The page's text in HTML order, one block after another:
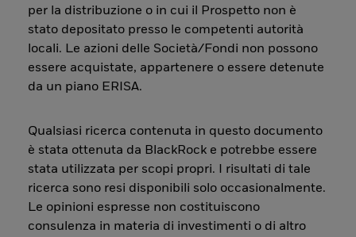
per la distribuzione o in cui il Prospetto non è
stato depositato presso le competenti autorità
locali. Le azioni delle Società/Fondi non possono
essere acquistate, appartenere o essere detenute
da un piano ERISA.
Qualsiasi ricerca contenuta in questo documento
è stata ottenuta da BlackRock e potrebbe essere
stata utilizzata per scopi propri. I risultati di tale
ricerca sono resi disponibili solo occasionalmente.
Le opinioni espresse non costituiscono
consulenza in materia di investimenti o di altro